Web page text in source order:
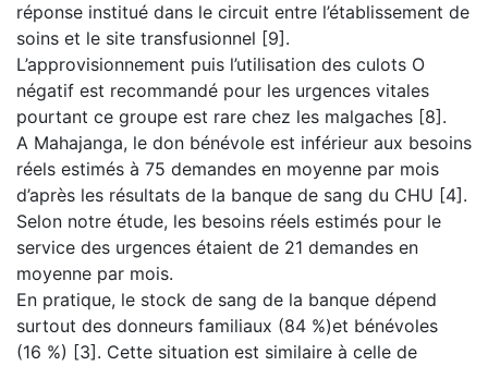
réponse institué dans le circuit entre l’établissement de
soins et le site transfusionnel [9].
L’approvisionnement puis l’utilisation des culots O
négatif est recommandé pour les urgences vitales
pourtant ce groupe est rare chez les malgaches [8].
A Mahajanga, le don bénévole est inférieur aux besoins
réels estimés à 75 demandes en moyenne par mois
d’après les résultats de la banque de sang du CHU [4].
Selon notre étude, les besoins réels estimés pour le
service des urgences étaient de 21 demandes en
moyenne par mois.
En pratique, le stock de sang de la banque dépend
surtout des donneurs familiaux (84 %)et bénévoles
(16 %) [3]. Cette situation est similaire à celle de